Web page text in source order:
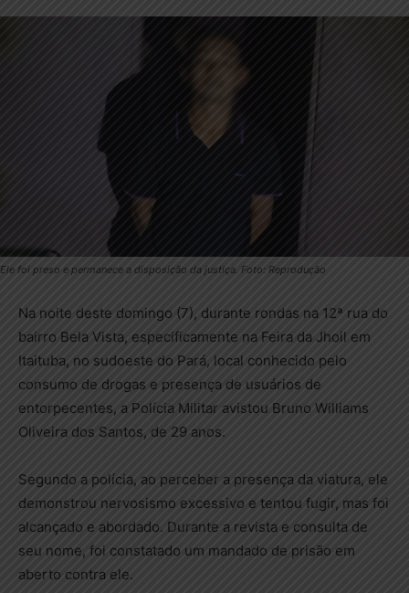
Ele foi preso e permanece a disposição da justiça. Foto: Reprodução
Na noite deste domingo (7), durante rondas na 12ª rua do
bairro Bela Vista, especificamente na Feira da Jhoil em
Itaituba, no sudoeste do Pará, local conhecido pelo
consumo de drogas e presença de usuários de
entorpecentes, a Polícia Militar avistou Bruno Williams
Oliveira dos Santos, de 29 anos.
Segundo a polícia, ao perceber a presença da viatura, ele
demonstrou nervosismo excessivo e tentou fugir, mas foi
alcançado e abordado. Durante a revista e consulta de
seu nome, foi constatado um mandado de prisão em
aberto contra ele.